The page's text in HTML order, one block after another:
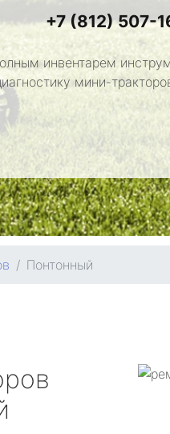
+7 (812) 507-
инвентарем
мини-
Понтонный